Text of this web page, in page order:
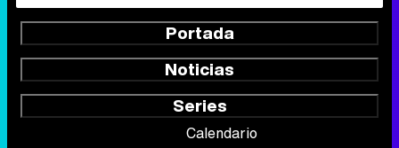
Portada
Noticias
Series
Calendario